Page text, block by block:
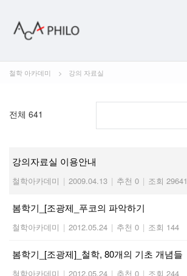
철학 아카데미 > 강의 자료실
전체 641
강의자료실 이용안내
철학아카데미 | 2009.04.13 | 추천 0 | 조회 29641
봄학기_[조광제_푸코의 파악하기
철학아카데미 | 2012.05.24 | 추천 0 | 조회 144
봄학기_[조광제]_철학, 80개의 기초 개념들
철학아카데미 | 2012.05.24 | 추천 0 | 조회 244